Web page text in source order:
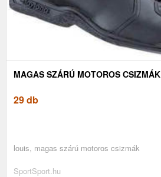
MAGAS SZÁRÚ MOTOROS CSIZMÁK
29 db
louis, magas szárú motoros csizmák
SportSport.hu